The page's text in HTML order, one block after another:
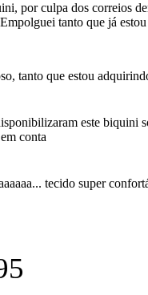
por culpa dos correios
tanto que já
tanto que estou
este biquini
conta
tecido super